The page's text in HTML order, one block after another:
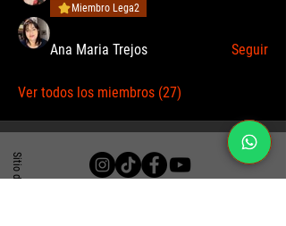
Miembro Lega2
Ana Maria Trejos Seguir
Ver todos los miembros (27)